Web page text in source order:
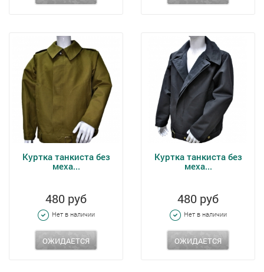
Куртка танкиста без
меха...
480 руб
Нет в наличии
ОЖИДАЕТСЯ
Куртка танкиста без
меха...
480 руб
Нет в наличии
ОЖИДАЕТСЯ